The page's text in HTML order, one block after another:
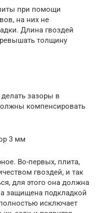
при помощи
на них не
Длина гвоздей
толщину
зазоры в
компенсировать
3 мм
Во-первых, плита,
гвоздей, и так
для этого она должна
защищена подкладкой
исключает